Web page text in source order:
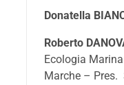
Donatella
Roberto
Ecologia
Marche – Pres.